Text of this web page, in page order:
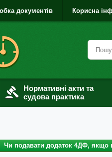
документів Корисна
Нормативні акти та
судова практика
Чи подавати додаток 4ДФ, якщо